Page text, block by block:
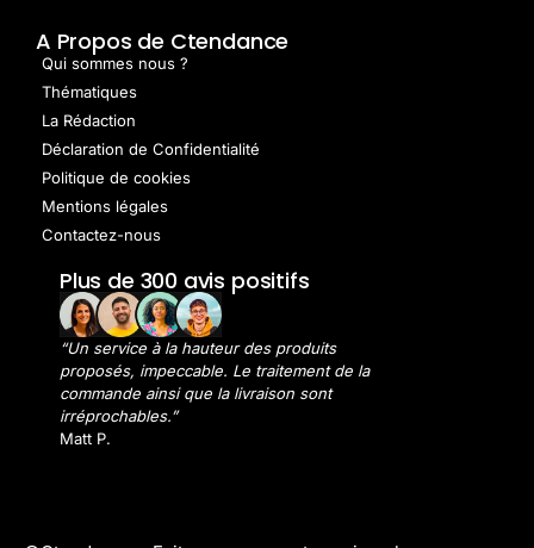
A Propos de Ctendance
Qui sommes nous ?
Thématiques
La Rédaction
Déclaration de Confidentialité
Politique de cookies
Mentions légales
Contactez-nous
Plus de 300 avis positifs
“Un service à la hauteur des produits
proposés, impeccable. Le traitement de la
commande ainsi que la livraison sont
irréprochables.”
Matt P.